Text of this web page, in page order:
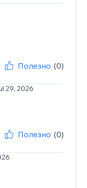
Полезно (0)
29, 2026
Полезно (0)